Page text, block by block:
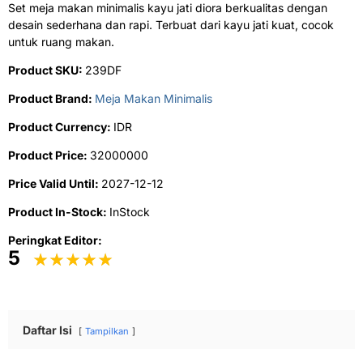
Set meja makan minimalis kayu jati diora berkualitas dengan
desain sederhana dan rapi. Terbuat dari kayu jati kuat, cocok
untuk ruang makan.
Product SKU: 239DF
Product Brand: Meja Makan Minimalis
Product Currency: IDR
Product Price: 32000000
Price Valid Until: 2027-12-12
Product In-Stock: InStock
Peringkat Editor:
5
Daftar Isi Tampilkan